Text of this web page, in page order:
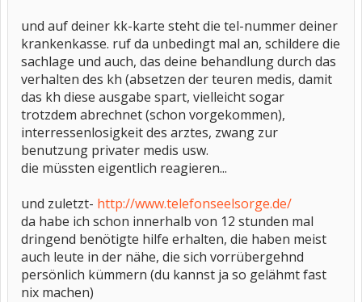
und auf deiner kk-karte steht die tel-nummer deiner
krankenkasse. ruf da unbedingt mal an, schildere die
sachlage und auch, das deine behandlung durch das
verhalten des kh (absetzen der teuren medis, damit
das kh diese ausgabe spart, vielleicht sogar
trotzdem abrechnet (schon vorgekommen),
interressenlosigkeit des arztes, zwang zur
benutzung privater medis usw.
die müssten eigentlich reagieren...
und zuletzt- http://www.telefonseelsorge.de/
da habe ich schon innerhalb von 12 stunden mal
dringend benötigte hilfe erhalten, die haben meist
auch leute in der nähe, die sich vorrübergehnd
persönlich kümmern (du kannst ja so gelähmt fast
nix machen)